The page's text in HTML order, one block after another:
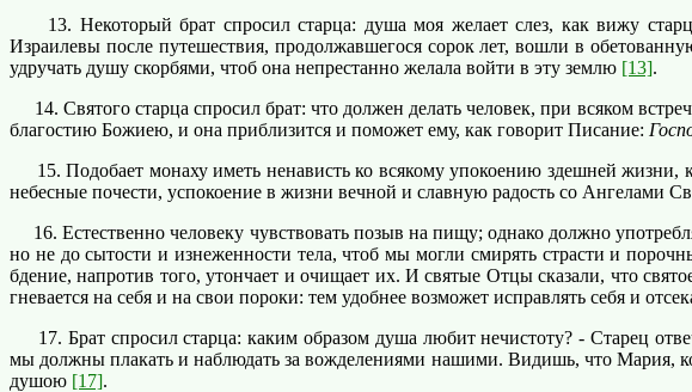
13. Некоторый брат спросил старца: душа моя желает слез, как вижу
Израилевы после путешествия, продолжавшегося сорок лет, вошли в
удручать душу скорбями, чтоб она непрестанно желала войти в эту землю [13].
14. Святого старца спросил брат: что должен делать человек, при всяком
благостию Божиею, и она приблизится и поможет ему, как говорит Писание:
15. Подобает монаху иметь ненависть ко всякому упокоению здешней жизни,
небесные почести, успокоение в жизни вечной и славную радость со Ангелами
16. Естественно человеку чувствовать позыв на пищу; однако должно
но не до сытости и изнеженности тела, чтоб мы могли смирять страсти и
бдение, напротив того, утончает и очищает их. И святые Отцы сказали, что
гневается на себя и на свои пороки: тем удобнее возможет исправлять себя и
17. Брат спросил старца: каким образом душа любит нечистоту? - Старец
мы должны плакать и наблюдать за вожделениями нашими. Видишь, что Мария,
душою [17].